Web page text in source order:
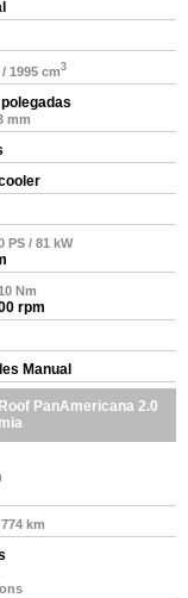
/ 1995 cm3
mm
PS / 81 kW
Nm
rpm
Manual
PanAmericana 2.0
km